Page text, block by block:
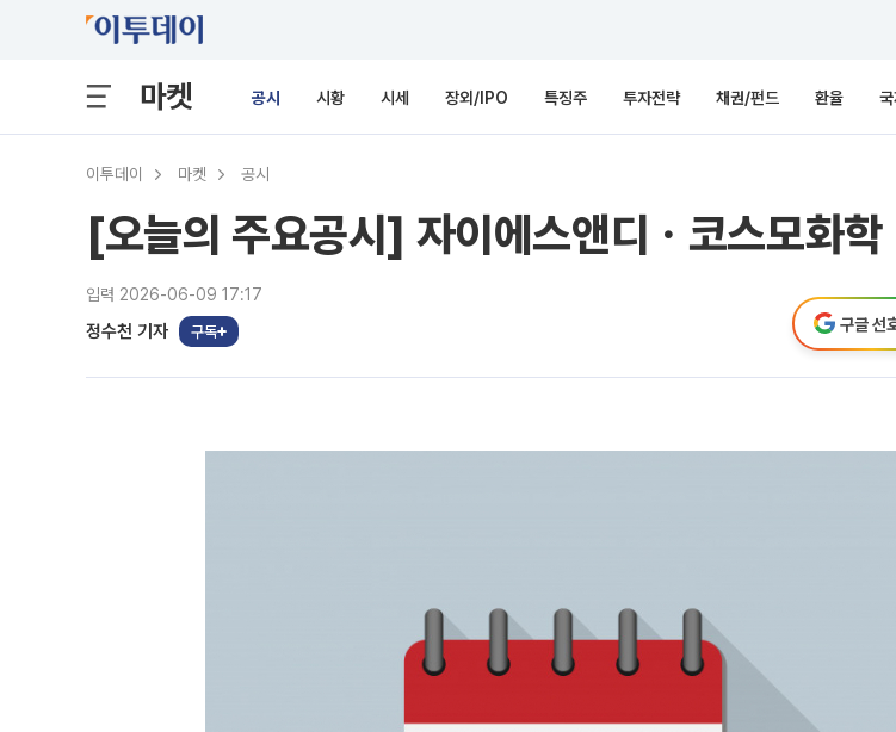
마켓 공시 시황 시세 장외/IPO 특징주 투자전략 채권/펀드 환율
이투데이 마켓 공시
[오늘의 주요공시] 자이에스앤디ㆍ코스모화학
입력 2026-06-09 17:17
정수천 기자 구독 구글 선